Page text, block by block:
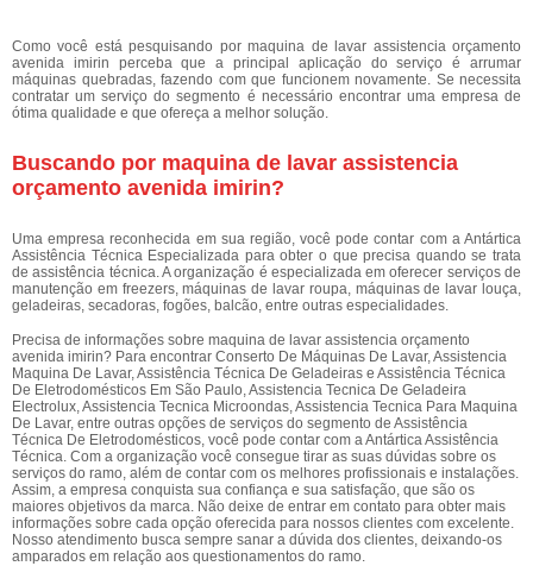
Como você está pesquisando por maquina de lavar assistencia orçamento
avenida imirin perceba que a principal aplicação do serviço é arrumar
máquinas quebradas, fazendo com que funcionem novamente. Se necessita
contratar um serviço do segmento é necessário encontrar uma empresa de
ótima qualidade e que ofereça a melhor solução.
Buscando por maquina de lavar assistencia
orçamento avenida imirin?
Uma empresa reconhecida em sua região, você pode contar com a Antártica
Assistência Técnica Especializada para obter o que precisa quando se trata
de assistência técnica. A organização é especializada em oferecer serviços de
manutenção em freezers, máquinas de lavar roupa, máquinas de lavar louça,
geladeiras, secadoras, fogões, balcão, entre outras especialidades.
Precisa de informações sobre maquina de lavar assistencia orçamento
avenida imirin? Para encontrar Conserto De Máquinas De Lavar, Assistencia
Maquina De Lavar, Assistência Técnica De Geladeiras e Assistência Técnica
De Eletrodomésticos Em São Paulo, Assistencia Tecnica De Geladeira
Electrolux, Assistencia Tecnica Microondas, Assistencia Tecnica Para Maquina
De Lavar, entre outras opções de serviços do segmento de Assistência
Técnica De Eletrodomésticos, você pode contar com a Antártica Assistência
Técnica. Com a organização você consegue tirar as suas dúvidas sobre os
serviços do ramo, além de contar com os melhores profissionais e instalações.
Assim, a empresa conquista sua confiança e sua satisfação, que são os
maiores objetivos da marca. Não deixe de entrar em contato para obter mais
informações sobre cada opção oferecida para nossos clientes com excelente.
Nosso atendimento busca sempre sanar a dúvida dos clientes, deixando-os
amparados em relação aos questionamentos do ramo.